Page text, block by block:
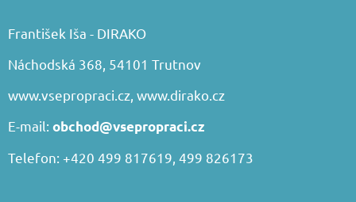
František Iša - DIRAKO
Náchodská 368, 54101 Trutnov
www.vsepropraci.cz, www.dirako.cz
E-mail: obchod@vsepropraci.cz
Telefon: +420 499 817619, 499 826173